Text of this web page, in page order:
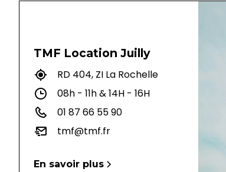
TMF Location Juilly
RD 404, ZI La Rochelle
08h - 11h & 14H - 16H
01 87 66 55 90
tmf@tmf.fr
En savoir plus